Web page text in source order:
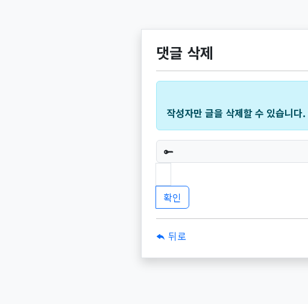
댓글 삭제
작성자만 글을 삭제할 수 있습니다.
필수
뒤로